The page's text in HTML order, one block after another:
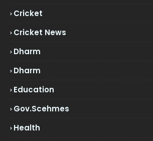
Cricket
Cricket News
Dharm
Dharm
Education
Gov.scehmes
Health